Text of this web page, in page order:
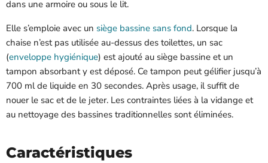
dans une armoire ou sous le lit.
Elle s’emploie avec un siège bassine sans fond. Lorsque la
chaise n’est pas utilisée au-dessus des toilettes, un sac
(enveloppe hygiénique) est ajouté au siège bassine et un
tampon absorbant y est déposé. Ce tampon peut gélifier jusqu’à
700 ml de liquide en 30 secondes. Après usage, il suffit de
nouer le sac et de le jeter. Les contraintes liées à la vidange et
au nettoyage des bassines traditionnelles sont éliminées.
Caractéristiques